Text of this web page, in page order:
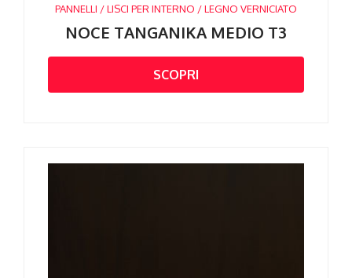
PANNELLI / LISCI PER INTERNO / LEGNO VERNICIATO
NOCE TANGANIKA MEDIO T3
SCOPRI